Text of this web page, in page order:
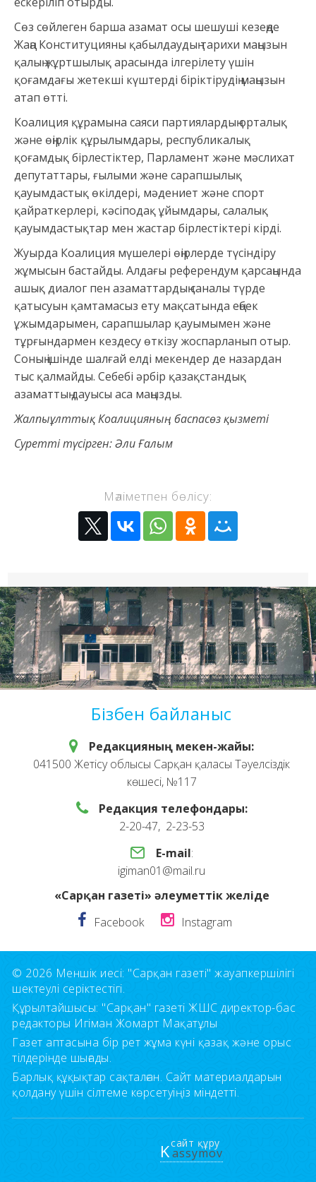
Сөз сөйлеген барша азамат осы шешуші кезеңде
Жаңа Конституцияны қабылдаудың тарихи маңызын
қалың жұртшылық арасында ілгерілету үшін
қоғамдағы жетекші күштерді біріктірудің маңызын
атап өтті.
Коалиция құрамына саяси партиялардың орталық
және өңірлік құрылымдары, республикалық
қоғамдық бірлестіктер, Парламент және мәслихат
депутаттары, ғылыми және сарапшылық
қауымдастық өкілдері, мәдениет және спорт
қайраткерлері, кәсіподақ ұйымдары, салалық
қауымдастықтар мен жастар бірлестіктері кірді.
Жуырда Коалиция мүшелері өңірлерде түсіндіру
жұмысын бастайды. Алдағы референдум қарсаңында
ашық диалог пен азаматтардың саналы түрде
қатысуын қамтамасыз ету мақсатында еңбек
ұжымдарымен, сарапшылар қауымымен және
тұрғындармен кездесу өткізу жоспарланып отыр.
Соның ішінде шалғай елді мекендер де назардан
тыс қалмайды. Себебі әрбір қазақстандық
азаматтың дауысы аса маңызды.
Жалпыұлттық Коалицияның баспасөз қызметі
Суретті түсірген: Әли Ғалым
Мәліметпен бөлісу:
Бізбен байланыс
Редакцияның мекен-жайы:
041500 Жетісу облысы Сарқан қаласы Тәуелсіздік
көшесі, №117
Редакция телефондары:
2-20-47, 2-23-53
E-mail:
igiman01@mail.ru
«Сарқан газеті» әлеуметтік желіде
Facebook
Instagram
© 2026 Меншік иесі: "Сарқан газеті" жауапкершілігі
шектеулі серіктестігі.
Құрылтайшысы: "Сарқан" газеті ЖШС директор-бас
редакторы Игіман Жомарт Мақатұлы
Газет аптасына бір рет жұма күні қазақ және орыс
тілдерінде шығады.
Барлық құқықтар сақталған. Сайт материалдарын
қолдану үшін сілтеме көрсетуіңіз міндетті.
сайт құру
Kassymov